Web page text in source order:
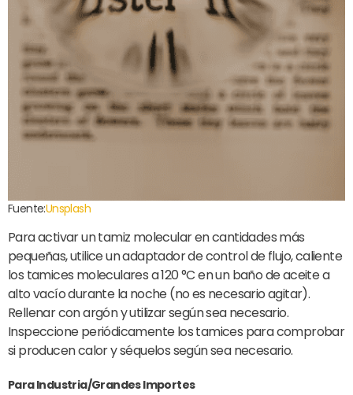
Fuente:Unsplash
Para activar un tamiz molecular en cantidades más
pequeñas, utilice un adaptador de control de flujo, caliente
los tamices moleculares a 120 °C en un baño de aceite a
alto vacío durante la noche (no es necesario agitar).
Rellenar con argón y utilizar según sea necesario.
Inspeccione periódicamente los tamices para comprobar
si producen calor y séquelos según sea necesario.
Para Industria/Grandes Importes